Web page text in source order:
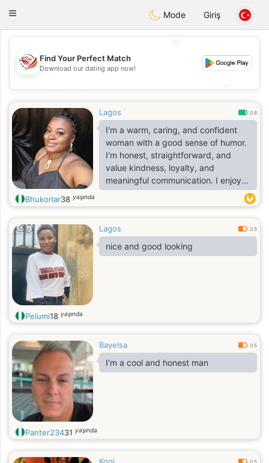
Dating
Toggle
Mode Giriş
💕
Find Your Perfect Match
Download our dating app now!
Lagos 0.8
I'm a warm, caring, and confident
woman with a good sense of humor.
I'm honest, straightforward, and
value kindness, loyalty, and
meaningful communication. I enjoy
cooking, reading, and spending
quality time with the people I care
emotionally mature, and believe that
actions speak louder than words.
Bhukorlar38 yaşında
Lagos 0.5
nice and good looking
Pelumi18 yaşında
Bayelsa 0.5
I'm a cool and honest man
Panter23431 yaşında